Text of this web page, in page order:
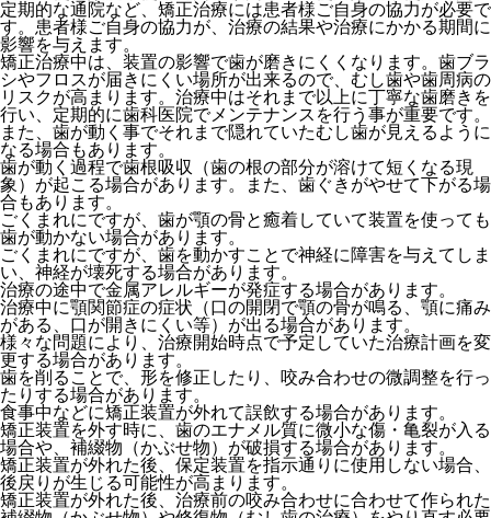
定期的な通院など、矯正治療には患者様ご自身の協力が必要で
す。患者様ご自身の協力が、治療の結果や治療にかかる期間に
影響を与えます。
矯正治療中は、装置の影響で歯が磨きにくくなります。歯ブラ
シやフロスが届きにくい場所が出来るので、むし歯や歯周病の
リスクが高まります。治療中はそれまで以上に丁寧な歯磨きを
行い、定期的に歯科医院でメンテナンスを行う事が重要です。
また、歯が動く事でそれまで隠れていたむし歯が見えるように
なる場合もあります。
歯が動く過程で歯根吸収（歯の根の部分が溶けて短くなる現
象）が起こる場合があります。また、歯ぐきがやせて下がる場
合もあります。
ごくまれにですが、歯が顎の骨と癒着していて装置を使っても
歯が動かない場合があります。
ごくまれにですが、歯を動かすことで神経に障害を与えてしま
い、神経が壊死する場合があります。
治療の途中で金属アレルギーが発症する場合があります。
治療中に顎関節症の症状（口の開閉で顎の骨が鳴る、顎に痛み
がある、口が開きにくい等）が出る場合があります。
様々な問題により、治療開始時点で予定していた治療計画を変
更する場合があります。
歯を削ることで、形を修正したり、咬み合わせの微調整を行っ
たりする場合があります。
食事中などに矯正装置が外れて誤飲する場合があります。
矯正装置を外す時に、歯のエナメル質に微小な傷・亀裂が入る
場合や、補綴物（かぶせ物）が破損する場合があります。
矯正装置が外れた後、保定装置を指示通りに使用しない場合、
後戻りが生じる可能性が高まります。
矯正装置が外れた後、治療前の咬み合わせに合わせて作られた